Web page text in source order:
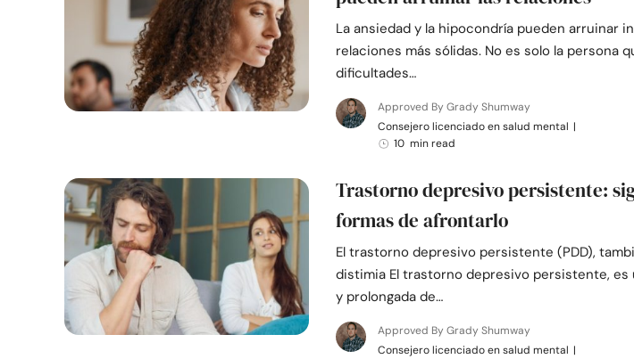
La ansiedad y la hipocondría pueden arruinar
relaciones más sólidas. No es solo la persona
dificultades…
Approved By Grady Shumway
Consejero licenciado en salud mental |
10 min read
Trastorno depresivo persistente:
formas de afrontarlo
El trastorno depresivo persistente (PDD),
distimia El trastorno depresivo persistente, es
y prolongada de…
Approved By Grady Shumway
Consejero licenciado en salud mental |